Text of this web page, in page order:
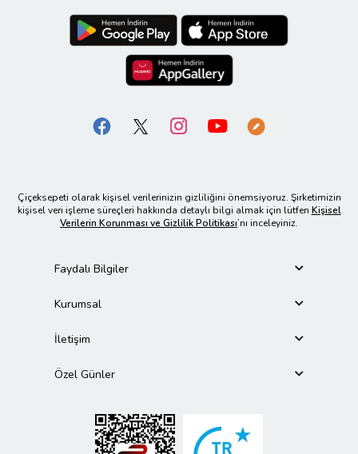
Çiçeksepeti olarak kişisel verilerinizin gizliliğini önemsiyoruz. Şirketimizin
kişisel veri işleme süreçleri hakkında detaylı bilgi almak için lütfen Kişisel
Verilerin Korunması ve Gizlilik Politikası’nı inceleyiniz.
Faydalı Bilgiler
Kurumsal
İletişim
Özel Günler